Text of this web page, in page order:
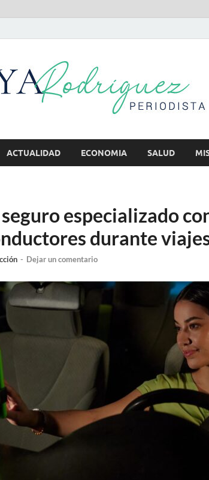
ACTUALIDAD ECONOMIA SALUD
especializado
durante
- Dejar un comentario